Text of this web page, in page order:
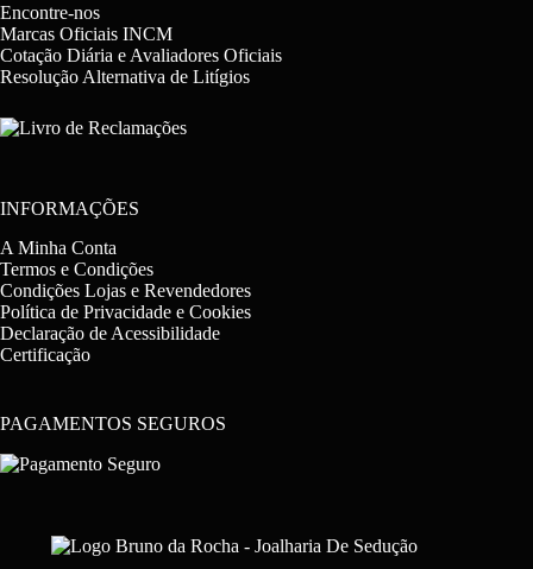
Encontre-nos
Marcas Oficiais INCM
Cotação Diária e Avaliadores Oficiais
Resolução Alternativa de Litígios
INFORMAÇÕES
A Minha Conta
Termos e Condições
Condições Lojas e Revendedores
Política de Privacidade e Cookies
Declaração de Acessibilidade
Certificação
PAGAMENTOS SEGUROS